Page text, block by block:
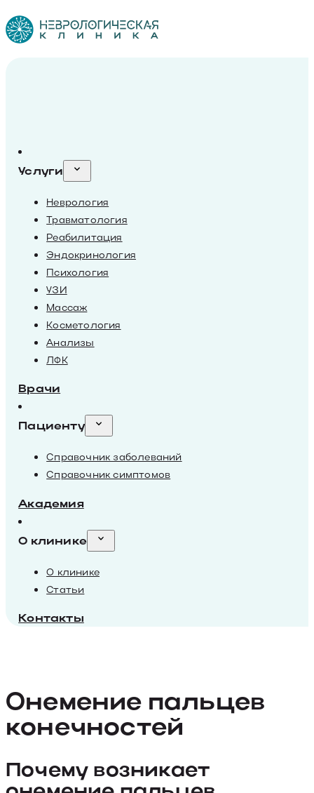
Услуги
Неврология
Травматология
Реабилитация
Эндокринология
Психология
УЗИ
Массаж
Косметология
Анализы
ЛФК
Врачи
Пациенту
Справочник заболеваний
Справочник симптомов
Академия
О клинике
О клинике
Статьи
Контакты
Онемение пальцев
конечностей
Почему возникает